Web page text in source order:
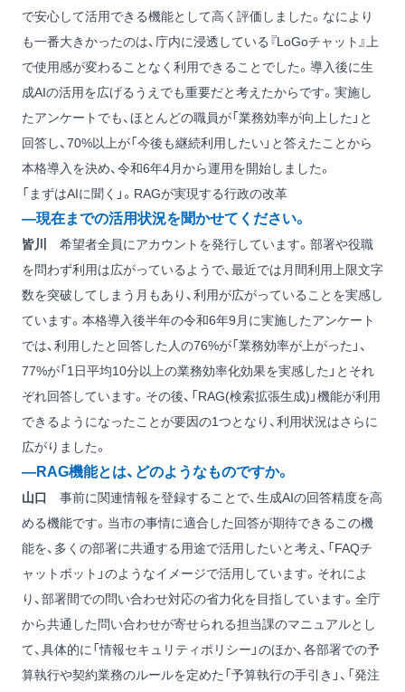
で安心して活用できる機能として高く評価しました。なにより
も一番大きかったのは、庁内に浸透している『LoGoチャット』上
で使用感が変わることなく利用できることでした。導入後に生
成AIの活用を広げるうえでも重要だと考えたからです。実施し
たアンケートでも、ほとんどの職員が「業務効率が向上した」と
回答し、70%以上が「今後も継続利用したい」と答えたことから
本格導入を決め、令和6年4月から運用を開始しました。
「まずはAIに聞く」。RAGが実現する行政の改革
―現在までの活用状況を聞かせてください。
皆川
希望者全員にアカウントを発行しています。部署や役職
を問わず利用は広がっているようで、最近では月間利用上限文字
数を突破してしまう月もあり、利用が広がっていることを実感し
ています。本格導入後半年の令和6年9月に実施したアンケート
では、利用したと回答した人の76%が「業務効率が上がった」、
77%が「1日平均10分以上の業務効率化効果を実感した」とそれ
ぞれ回答しています。その後、「RAG(検索拡張生成)」機能が利用
できるようになったことが要因の1つとなり、利用状況はさらに
広がりました。
―RAG機能とは、どのようなものですか。
山口
事前に関連情報を登録することで、生成AIの回答精度を高
める機能です。当市の事情に適合した回答が期待できるこの機
能を、多くの部署に共通する用途で活用したいと考え、「FAQチ
ャットボット」のようなイメージで活用しています。それによ
り、部署間での問い合わせ対応の省力化を目指しています。全庁
から共通した問い合わせが寄せられる担当課のマニュアルとし
て、具体的に「情報セキュリティポリシー」のほか、各部署での予
算執行や契約業務のルールを定めた「予算執行の手引き」、「発注